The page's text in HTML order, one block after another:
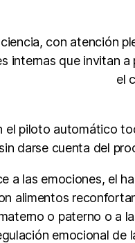
con atención
internas que invitan
el
piloto automático
darse cuenta del
a las emociones, el
alimentos
o paterno o a
emocional